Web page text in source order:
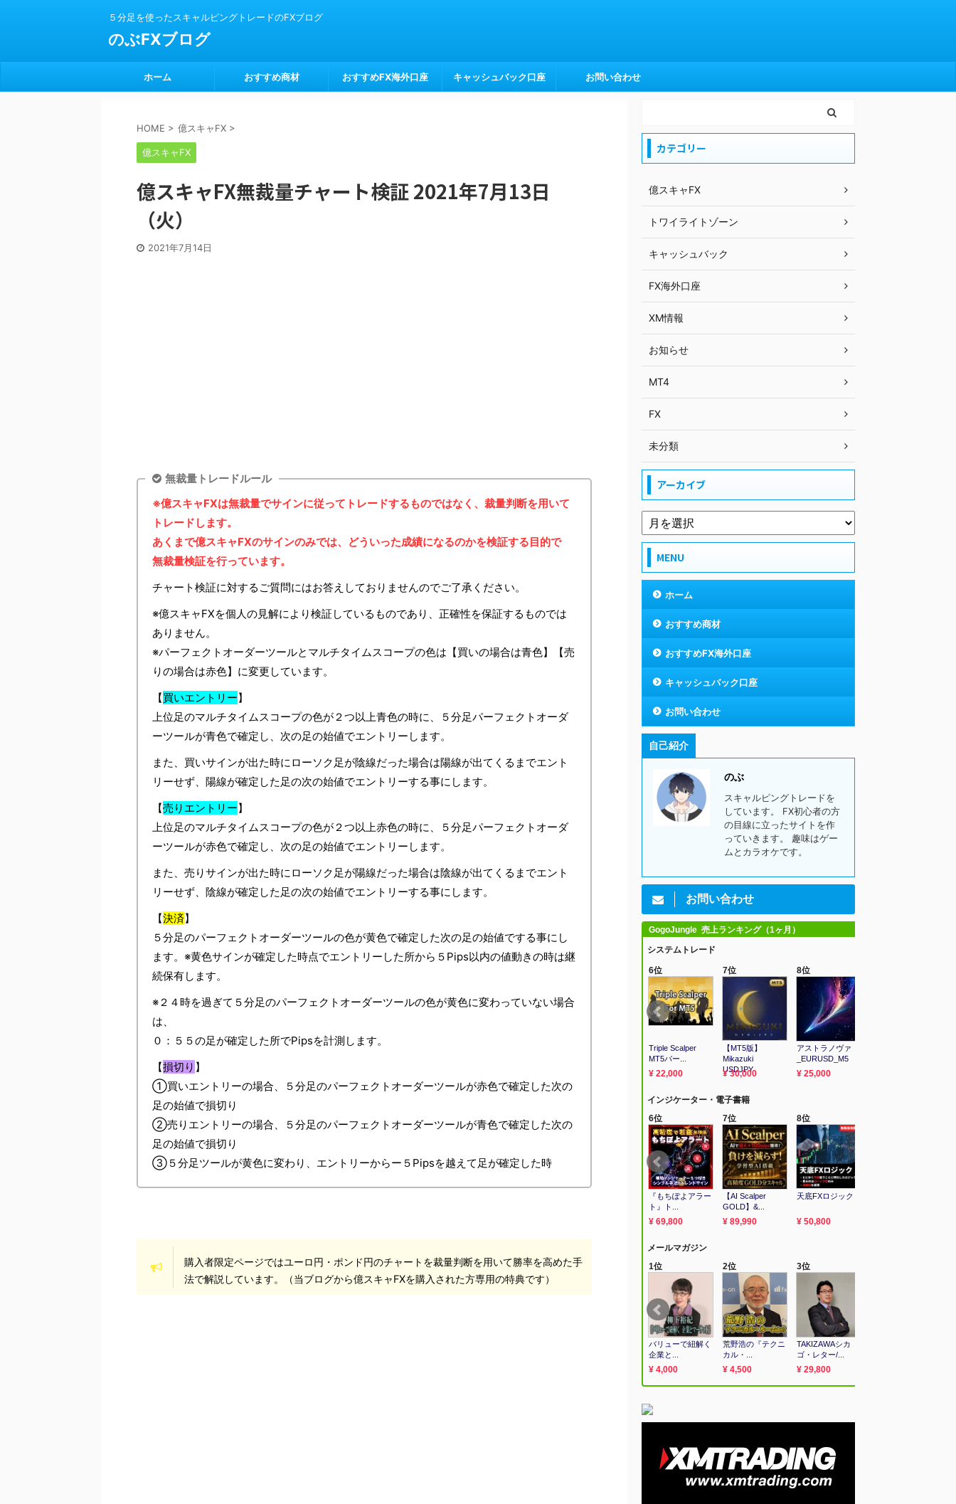
５分足を使ったスキャルピングトレードのFXブログ
のぶFXブログ
ホーム おすすめ商材 おすすめFX海外口座 キャッシュバック口座 お問い合わせ
HOME > 億スキャFX >
億スキャFX
億スキャFX無裁量チャート検証 2021年7月13日
（火）
2021年7月14日
無裁量トレードルール
※億スキャFXは無裁量でサインに従ってトレードするものではなく、裁量判断を用いて
トレードします。
あくまで億スキャFXのサインのみでは、どういった成績になるのかを検証する目的で
無裁量検証を行っています。
チャート検証に対するご質問にはお答えしておりませんのでご了承ください。
※億スキャFXを個人の見解により検証しているものであり、正確性を保証するものでは
ありません。
※パーフェクトオーダーツールとマルチタイムスコープの色は【買いの場合は青色】【売
りの場合は赤色】に変更しています。
【買いエントリー】
上位足のマルチタイムスコープの色が２つ以上青色の時に、５分足パーフェクトオーダ
ーツールが青色で確定し、次の足の始値でエントリーします。
また、買いサインが出た時にローソク足が陰線だった場合は陽線が出てくるまでエント
リーせず、陽線が確定した足の次の始値でエントリーする事にします。
【売りエントリー】
上位足のマルチタイムスコープの色が２つ以上赤色の時に、５分足パーフェクトオーダ
ーツールが赤色で確定し、次の足の始値でエントリーします。
また、売りサインが出た時にローソク足が陽線だった場合は陰線が出てくるまでエント
リーせず、陰線が確定した足の次の始値でエントリーする事にします。
【決済】
５分足のパーフェクトオーダーツールの色が黄色で確定した次の足の始値でする事にし
ます。※黄色サインが確定した時点でエントリーした所から５Pips以内の値動きの時は継
続保有します。
※２４時を過ぎて５分足のパーフェクトオーダーツールの色が黄色に変わっていない場合
は、
０：５５の足が確定した所でPipsを計測します。
【損切り 】
①買いエントリーの場合、５分足のパーフェクトオーダーツールが赤色で確定した次の
足の始値で損切り
②売りエントリーの場合、５分足のパーフェクトオーダーツールが青色で確定した次の
足の始値で損切り
③５分足ツールが黄色に変わり、エントリーからー５Pipsを越えて足が確定した時
購入者限定ページではユーロ円・ポンド円のチャートを裁量判断を用いて勝率を高めた手
法で解説しています。（当ブログから億スキャFXを購入された方専用の特典です）
カテゴリー
億スキャFX
トワイライトゾーン
キャッシュバック
FX海外口座
XM情報
お知らせ
MT4
FX
未分類
アーカイブ
MENU
ホーム
おすすめ商材
おすすめFX海外口座
キャッシュバック口座
お問い合わせ
自己紹介
のぶ
スキャルピングトレードを
しています。 FX初心者の方
の目線に立ったサイトを作
っていきます。 趣味はゲー
ムとカラオケです。
お問い合わせ